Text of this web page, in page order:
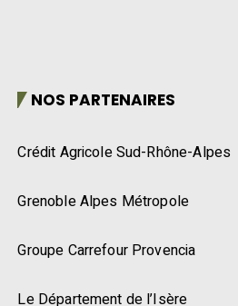
NOS PARTENAIRES
Crédit Agricole Sud-Rhône-Alpes
Grenoble Alpes Métropole
Groupe Carrefour Provencia
Le Département de l’Isère